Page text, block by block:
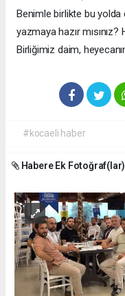
Benimle birlikte bu yolda
yazmaya hazır
Birliğimiz daim,
#kocaeli haber
Habere Ek Fotoğraf(lar)